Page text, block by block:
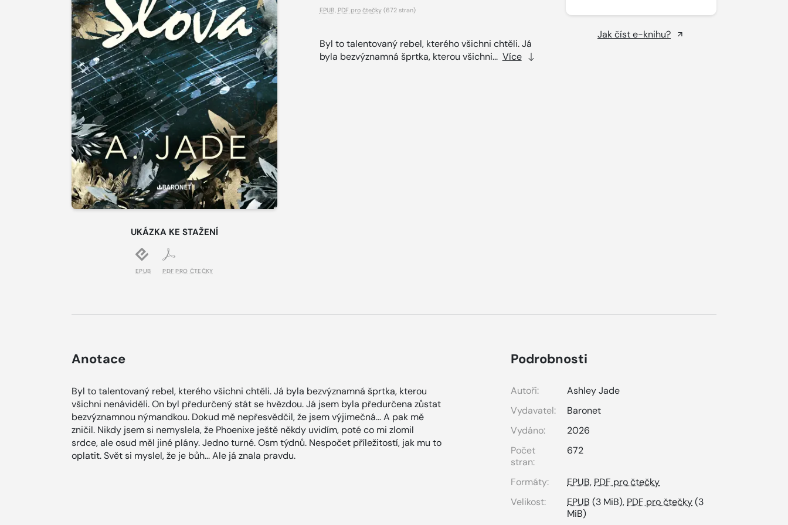
UKÁZKA KE STAŽENÍ
EPUB PDF PRO ČTEČKY
EPUB PDF pro čtečky(672 stran)
Byl to talentovaný rebel, kterého všichni chtěli. Já
byla bezvýznamná šprtka, kterou všichni... Více
Jak číst e-knihu?
Anotace
Byl to talentovaný rebel, kterého všichni chtěli. Já byla bezvýznamná šprtka, kterou
všichni nenáviděli. On byl předurčený stát se hvězdou. Já jsem byla předurčena zůstat
bezvýznamnou nýmandkou. Dokud mě nepřesvědčil, že jsem výjimečná... A pak mě
zničil. Nikdy jsem si nemyslela, že Phoenixe ještě někdy uvidím, poté co mi zlomil
srdce, ale osud měl jiné plány. Jedno turné. Osm týdnů. Nespočet příležitostí, jak mu to
oplatit. Svět si myslel, že je bůh... Ale já znala pravdu.
Podrobnosti
Autoři:
Ashley Jade
Vydavatel:
Baronet
Vydáno:
2026
Počet
stran:
672
Formáty: EPUB, PDF pro čtečky
Velikost:
EPUB (3 MiB), PDF pro čtečky(3
MiB)